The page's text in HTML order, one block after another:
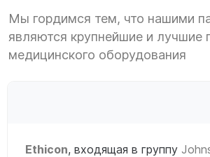
Доставка и оплата
Акции
Мы гордимся тем, что нашими
являются крупнейшие и лучшие
медицинского оборудования
Ethicon, входящая в группу